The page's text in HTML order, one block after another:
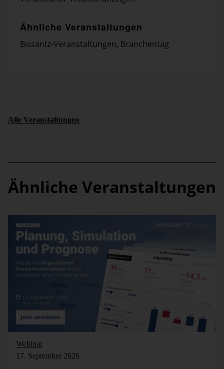
Ähnliche Veranstaltungen
Bissantz-Veranstaltungen, Branchentag
Alle Veranstaltungen
Ähnliche Veranstaltungen
Webinar
17. September 2026